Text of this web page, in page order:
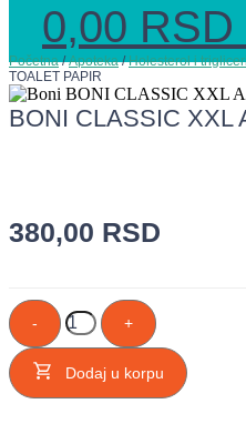
0,00 RSD
Početna/Apoteka/Holesterol i
TOALET PAPIR
BONI CLASSIC XXL
380,00 RSD
-
BONI
CLASSIC
XXL
A/10
TOALET
+
Dodaj u korpu